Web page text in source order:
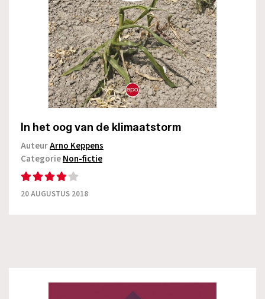
In het oog van de klimaatstorm
AuteurArno Keppens
CategorieNon-fictie
20 AUGUSTUS 2018